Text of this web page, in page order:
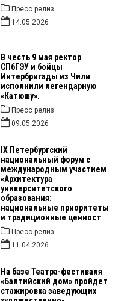
Пресс релиз
14.05.2026
В честь 9 мая ректор
СПбГЭУ и бойцы
Интербригады из Чили
исполнили легендарную
«Катюшу».
Пресс релиз
09.05.2026
IX Петербургский
национальный форум с
международным участием
«Архитектура
университетского
образования:
национальные приоритеты
и традиционные ценност
Пресс релиз
11.04.2026
На базе Театра-фестиваля
«Балтийский дом» пройдет
стажировка заведующих